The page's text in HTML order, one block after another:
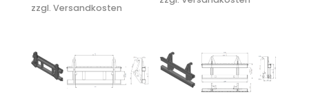
zzgl. Versandkosten